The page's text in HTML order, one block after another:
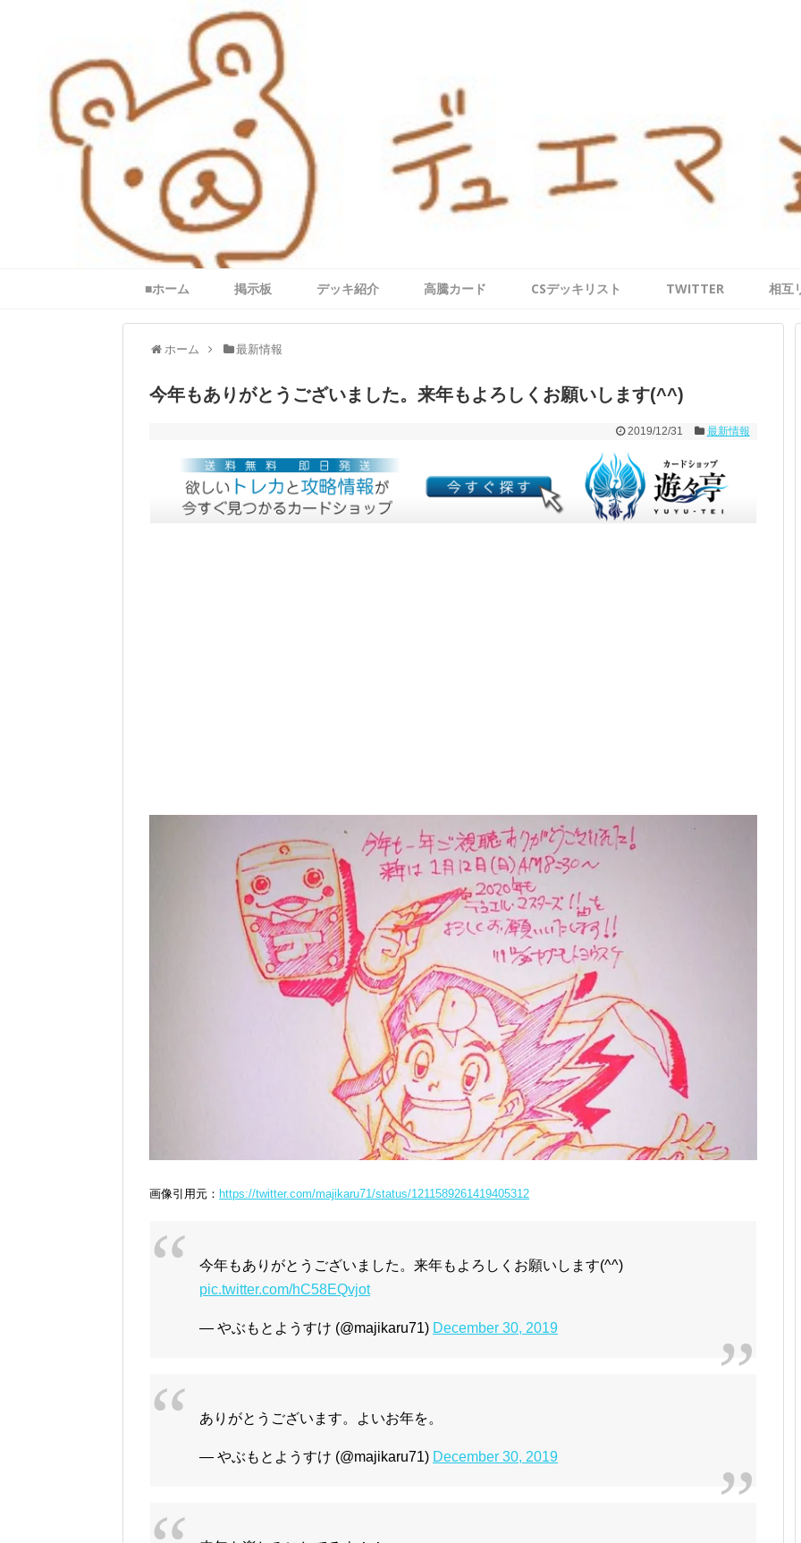
■ホーム 掲示板 デッキ紹介 高騰カード CSデッキリスト TWITTER 相互
ホーム 最新情報
今年もありがとうございました。来年もよろしくお願いします(^^)
2019/12/31 最新情報
画像引用元： https://twitter.com/majikaru71/status/1211589261419405312
今年もありがとうございました。来年もよろしくお願いします(^^)
pic.twitter.com/hC58EQvjot
— やぶもとようすけ (@majikaru71) December 30, 2019
ありがとうございます。よいお年を。
— やぶもとようすけ (@majikaru71) December 30, 2019